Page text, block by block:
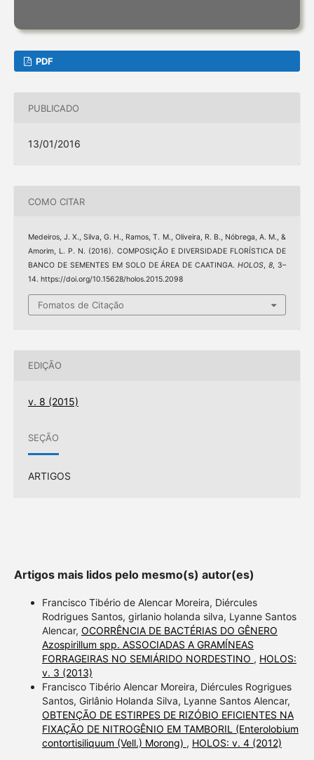
PDF
PUBLICADO
13/01/2016
COMO CITAR
Medeiros, J. X., Silva, G. H., Ramos, T. M., Oliveira, R. B., Nóbrega, A. M., &
Amorim, L. P. N. (2016). COMPOSIÇÃO E DIVERSIDADE FLORÍSTICA DE
BANCO DE SEMENTES EM SOLO DE ÁREA DE CAATINGA.HOLOS,8, 3–
14. https://doi.org/10.15628/holos.2015.2098
Fomatos de Citação
EDIÇÃO
v. 8 (2015)
SEÇÃO
ARTIGOS
Artigos mais lidos pelo mesmo(s) autor(es)
Francisco Tibério de Alencar Moreira, Diércules
Rodrigues Santos, girlanio holanda silva, Lyanne Santos
Alencar, OCORRÊNCIA DE BACTÉRIAS DO GÊNERO
Azospirillum spp. ASSOCIADAS A GRAMÍNEAS
FORRAGEIRAS NO SEMIÁRIDO NORDESTINO , HOLOS:
v. 3 (2013)
Francisco Tibério Alencar Moreira, Diércules Rogrigues
Santos, Girlânio Holanda Silva, Lyanne Santos Alencar,
OBTENÇÃO DE ESTIRPES DE RIZÓBIO EFICIENTES NA
FIXAÇÃO DE NITROGÊNIO EM TAMBORIL (Enterolobium
contortisiliquum (Vell.) Morong) , HOLOS: v. 4 (2012)